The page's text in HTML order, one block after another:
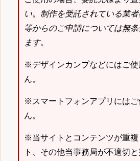
い。 制作を受託されている業
等からのご申請については無
ます。
※デザインカンプなどにはご
ん。
※スマートフォンアプリには
ん。
※当サイトとコンテンツが重複
ト、その他当事務局が不適切